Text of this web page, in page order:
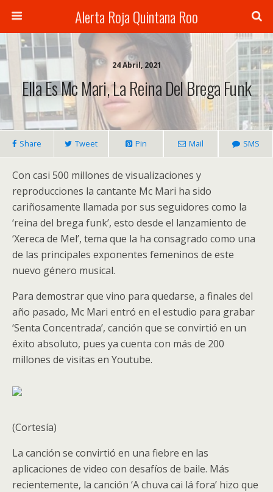
Alerta Roja Quintana Roo
24 Abril, 2021
Ella Es Mc Mari, La Reina Del Brega Funk
Share Tweet Pin Mail SMS
Con casi 500 millones de visualizaciones y
reproducciones la cantante Mc Mari ha sido
cariñosamente llamada por sus seguidores como la
‘reina del brega funk’, esto desde el lanzamiento de
‘Xereca de Mel’, tema que la ha consagrado como una
de las principales exponentes femeninos de este
nuevo género musical.
Para demostrar que vino para quedarse, a finales del
año pasado, Mc Mari entró en el estudio para grabar
‘Senta Concentrada’, canción que se convirtió en un
éxito absoluto, pues ya cuenta con más de 200
millones de visitas en Youtube.
(Cortesía)
La canción se convirtió en una fiebre en las
aplicaciones de video con desafíos de baile. Más
recientemente, la canción ‘A chuva cai lá fora’ hizo que